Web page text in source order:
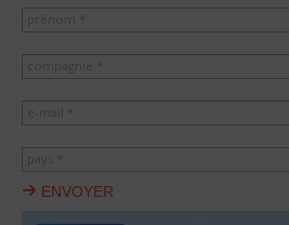
ENVOYER